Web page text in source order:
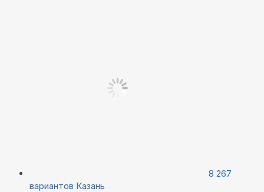
8 267
вариантов Казань